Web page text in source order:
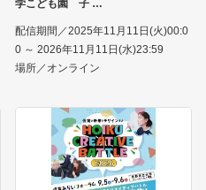
学こども園 子
配信期間／2025年11月11日(火)00:0
0 ～ 2026年11月11日(水)23:59
場所／オンライン